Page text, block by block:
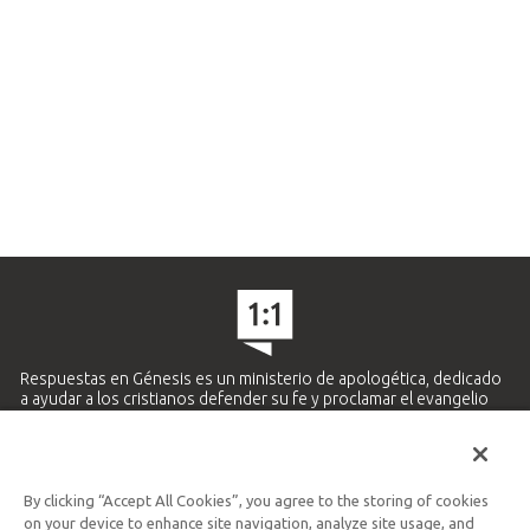
Respuestas en Génesis es un ministerio de apologética, dedicado
a ayudar a los cristianos defender su fe y proclamar el evangelio
Ministerio Hispano y Latinoamericano
By clicking “Accept All Cookies”, you agree to the storing of cookies
on your device to enhance site navigation, analyze site usage, and